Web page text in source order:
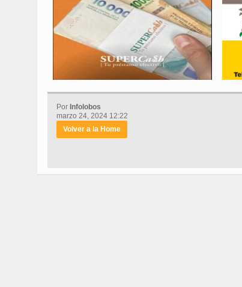
Por Infolobos
marzo 24, 2024 12:22
Volver a la Home